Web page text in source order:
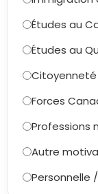
Études au
Études au
Forces
Professions
Autre
Personnelle